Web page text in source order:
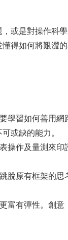
或是對操作科
得如何將艱澀
學習如何善用網
或缺的能力。
操作及量測來印
脫原有框架的思
富有彈性。創意